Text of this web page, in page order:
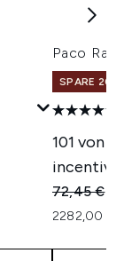
Paco
SPARE 20%
101 von
72,45 €
2282,00 €